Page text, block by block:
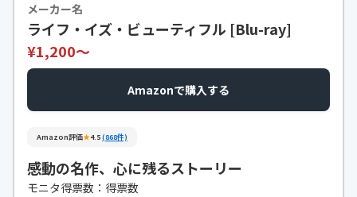
メーカー名
ライフ・イズ・ビューティフル [Blu-ray]
¥1,200〜
Amazonで購入する
Amazon評価★4.5(868件)
感動の名作、心に残るストーリー
モニタ得票数：得票数